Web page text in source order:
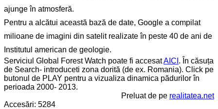
ajunge în atmosferă.
Pentru a alcătui această bază de date, Google a compilat
milioane de imagini din satelit realizate în peste 40 de ani de
Institutul american de geologie.
Serviciul Global Forest Watch poate fi accesatAICI . În căsuța
de Search- introduceti zona dorită (de ex. Romania). Click pe
butonul de PLAY pentru a vizualiza dinamica pădurilor în
perioada 2000- 2013.
Preluat de pe realitatea.net
Accesări: 5284